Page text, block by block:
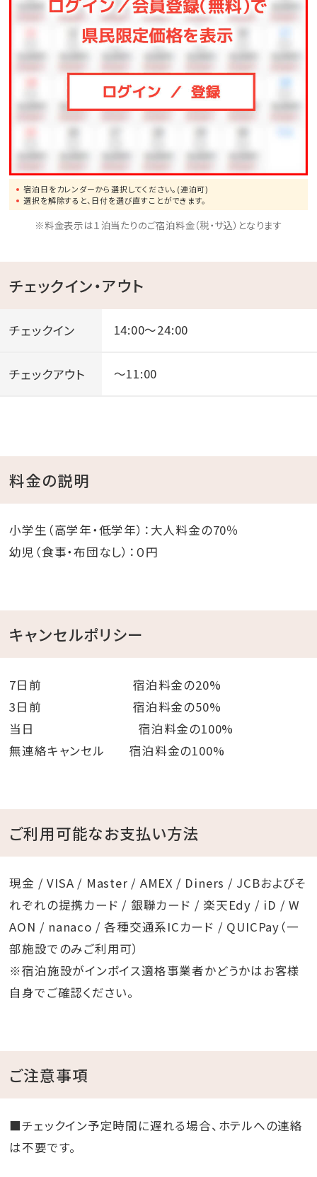
○パティシエ特製ケーキ
※4日前まで要予約。■アニバーサリーグッズのご予約
ページよりご予約いただけます。
・生クリームケーキ ￥3,300～
・チョコクリームケーキ ￥3,800～
・チーズケーキ ￥2,800～
※サイズや手配場所によって、料金が異なります。
｡o○｡o○ﾟ･*:.｡. .｡.:*･゜○o｡○o｡ﾟ･*:.｡. .｡.:*･゜｡o○｡
宿泊日をカレンダーから選択してください。(連泊可)
選択を解除すると、日付を選び直すことができます。
※料金表示は１泊当たりのご宿泊料金（税・サ込）となります
チェックイン・アウト
チェックイン 14:00～24:00
チェックアウト ～11:00
料金の説明
小学生（高学年・低学年）：大人料金の70％
幼児（食事・布団なし）：０円
キャンセルポリシー
7日前 宿泊料金の20%
3日前 宿泊料金の50%
当日 宿泊料金の100%
無連絡キャンセル 宿泊料金の100%
ご利用可能なお支払い方法
現金 / VISA / Master / AMEX / Diners / JCBおよびそ
れぞれの提携カード / 銀聯カード / 楽天Edy / iD / W
AON / nanaco / 各種交通系ICカード / QUICPay（一
部施設でのみご利用可）
※宿泊施設がインボイス適格事業者かどうかはお客様
自身でご確認ください。
ご注意事項
■チェックイン予定時間に遅れる場合、ホテルへの連絡
は不要です。